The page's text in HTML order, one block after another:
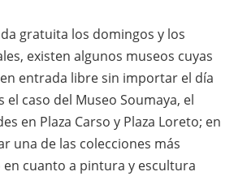
gratuita los domingos y los
existen algunos museos cuyas
entrada libre sin importar el día
el caso del Museo Soumaya, el
en Plaza Carso y Plaza Loreto; en
una de las colecciones más
cuanto a pintura y escultura